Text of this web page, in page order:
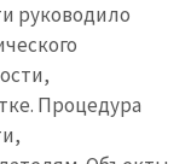
руководило
Процедура